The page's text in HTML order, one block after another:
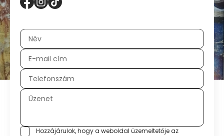
Hozzájárulok, hogy a weboldal üzemeltetője az